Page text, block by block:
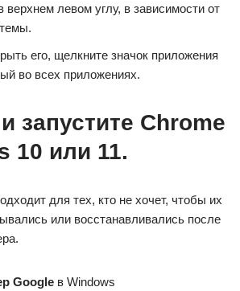
верхнем левом углу, в зависимости от
его, щелкните значок приложения
во всех приложениях.
запустите Chrome
10 или 11.
для тех, кто не хочет, чтобы их
или восстанавливались после
Google в Windows